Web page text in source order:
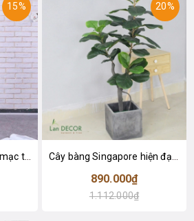
15%
Cây xương rồng trụ sa mạc trang trí loại 2 tay (155cm) - LC2912
20%
Cây bàng Singapore hiện đại trang trí nhà đẹp (120cm) - LC2913
890.000₫
1.112.000₫